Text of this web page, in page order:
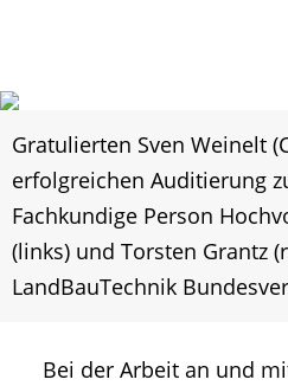
Gratulierten Sven Weinelt
erfolgreichen Auditierung
Fachkundige Person
(links) und Torsten Grantz
LandBauTechnik
Bei der Arbeit an und